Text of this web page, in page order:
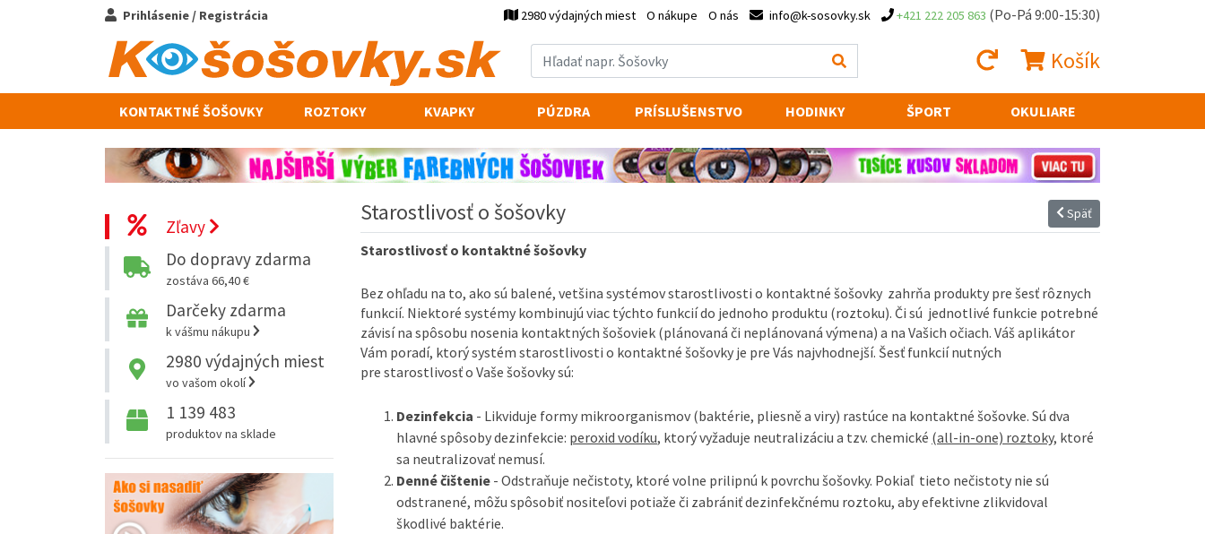
Prihlásenie / Registrácia 2980 výdajných miest O nákupe O nás info@k-sosovky.sk +421 222 205 863 (Po-Pá 9:00-15:30)
Košík
KONTAKTNÉ ŠOŠOVKY ROZTOKY KVAPKY PÚZDRA PRÍSLUŠENSTVO HODINKY ŠPORT OKULIARE
Zľavy
Do dopravy zdarma
zostáva 66,40 €
Darčeky zdarma
k vášmu nákupu
2980 výdajných miest
vo vašom okolí
1 139 483
produktov na sklade
Starostlivosť o šošovky Späť
Starostlivosť o kontaktné šošovky
Bez ohľadu na to, ako sú balené, vetšina systémov starostlivosti o kontaktné šošovky zahrňa produkty pre šesť rôznych
funkcií. Niektoré systémy kombinujú viac týchto funkcií do jednoho produktu (roztoku). Či sú jednotlivé funkcie potrebné
závisí na spôsobu nosenia kontaktných šošoviek (plánovaná či neplánovaná výmena) a na Vašich očiach. Váš aplikátor
Vám poradí, ktorý systém starostlivosti o kontaktné šošovky je pre Vás najvhodnejší. Šesť funkcií nutných
pre starostlivosť o Vaše šošovky sú:
Dezinfekcia - Likviduje formy mikroorganismov (baktérie, pliesně a viry) rastúce na kontaktné šošovke. Sú dva
hlavné spôsoby dezinfekcie: peroxid vodíku, ktorý vyžaduje neutralizáciu a tzv. chemické (all-in-one) roztoky, ktoré
sa neutralizovať nemusí.
Denné čištenie - Odstraňuje nečistoty, ktoré volne prilipnú k povrchu šošovky. Pokiaľ tieto nečistoty nie sú
odstranené, môžu spôsobiť nositeľovi potiaže či zabrániť dezinfekčnému roztoku, aby efektivne zlikvidoval
škodlivé baktérie.